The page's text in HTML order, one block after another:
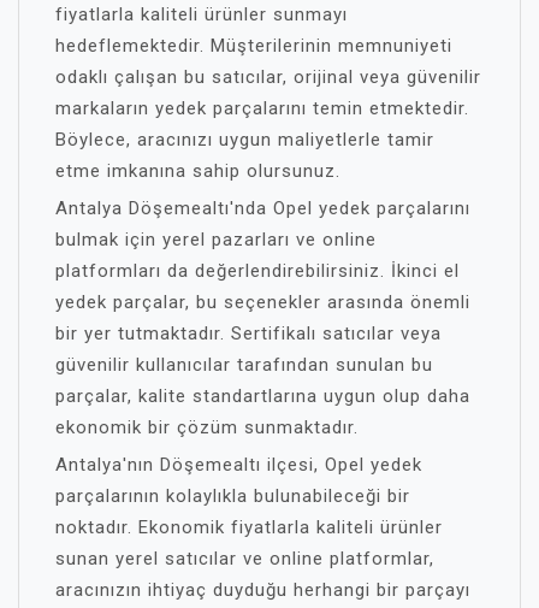
fiyatlarla kaliteli ürünler sunmayı
hedeflemektedir. Müşterilerinin memnuniyeti
odaklı çalışan bu satıcılar, orijinal veya güvenilir
markaların yedek parçalarını temin etmektedir.
Böylece, aracınızı uygun maliyetlerle tamir
etme imkanına sahip olursunuz.
Antalya Döşemealtı'nda Opel yedek parçalarını
bulmak için yerel pazarları ve online
platformları da değerlendirebilirsiniz. İkinci el
yedek parçalar, bu seçenekler arasında önemli
bir yer tutmaktadır. Sertifikalı satıcılar veya
güvenilir kullanıcılar tarafından sunulan bu
parçalar, kalite standartlarına uygun olup daha
ekonomik bir çözüm sunmaktadır.
Antalya'nın Döşemealtı ilçesi, Opel yedek
parçalarının kolaylıkla bulunabileceği bir
noktadır. Ekonomik fiyatlarla kaliteli ürünler
sunan yerel satıcılar ve online platformlar,
aracınızın ihtiyaç duyduğu herhangi bir parçayı